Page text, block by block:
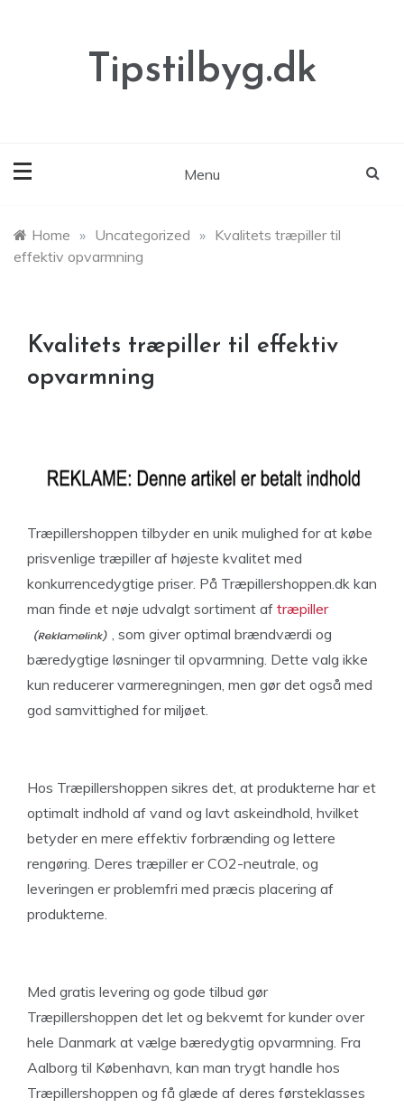
Tipstilbyg.dk
Menu
Home » Uncategorized » Kvalitets træpiller til
effektiv opvarmning
Kvalitets træpiller til effektiv
opvarmning
Træpillershoppen tilbyder en unik mulighed for at købe
prisvenlige træpiller af højeste kvalitet med
konkurrencedygtige priser. På Træpillershoppen.dk kan
man finde et nøje udvalgt sortiment af træpiller
, som giver optimal brændværdi og
bæredygtige løsninger til opvarmning. Dette valg ikke
kun reducerer varmeregningen, men gør det også med
god samvittighed for miljøet.
Hos Træpillershoppen sikres det, at produkterne har et
optimalt indhold af vand og lavt askeindhold, hvilket
betyder en mere effektiv forbrænding og lettere
rengøring. Deres træpiller er CO2-neutrale, og
leveringen er problemfri med præcis placering af
produkterne.
Med gratis levering og gode tilbud gør
Træpillershoppen det let og bekvemt for kunder over
hele Danmark at vælge bæredygtig opvarmning. Fra
Aalborg til København, kan man trygt handle hos
Træpillershoppen og få glæde af deres førsteklasses